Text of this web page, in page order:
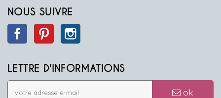
NOUS SUIVRE
Facebook Pinterest
LETTRE D'INFORMATIONS
ok